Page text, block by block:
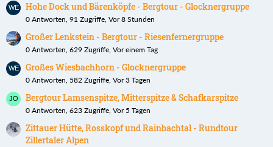
Hohe Dock und Bärenköpfe - Bergtour - Glocknergruppe
0 Antworten, 91 Zugriffe, Vor 8 Stunden
Großer Lenkstein - Bergtour - Riesenfernergruppe
0 Antworten, 629 Zugriffe, Vor einem Tag
Großes Wiesbachhorn - Glocknergruppe
0 Antworten, 582 Zugriffe, Vor 3 Tagen
Bergtour Lamsenspitze, Mitterspitze & Schafkarspitze
0 Antworten, 623 Zugriffe, Vor 5 Tagen
Zittauer Hütte, Rosskopf und Rainbachtal - Rundtour
Zillertaler Alpen